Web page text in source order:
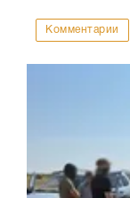
Комментарии